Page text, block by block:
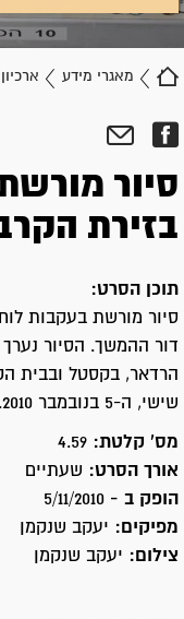
מאגרי מידע
סיור
בזירת
תוכן הסרט:
סיור מורשת בעקבות
דור ההמשך. הסיור
הרדאר, בקסטל ובבית
שישי, ה-5 בנובמבר 2010.
מס' קלטת:
אורך הסרט: שעתיים
הופק ב -
מפיקים: יעקב שנקמן
צילום: יעקב שנקמן